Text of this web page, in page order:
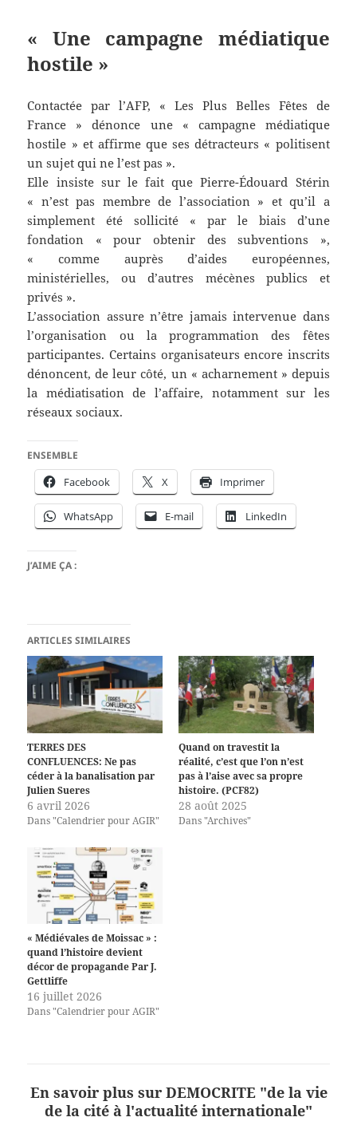
« Une campagne médiatique
hostile »
Contactée par l’AFP, « Les Plus Belles Fêtes de
France » dénonce une « campagne médiatique
hostile » et affirme que ses détracteurs « politisent
un sujet qui ne l’est pas ».
Elle insiste sur le fait que Pierre-Édouard Stérin
« n’est pas membre de l’association » et qu’il a
simplement été sollicité « par le biais d’une
fondation « pour obtenir des subventions »,
« comme auprès d’aides européennes,
ministérielles, ou d’autres mécènes publics et
privés ».
L’association assure n’être jamais intervenue dans
l’organisation ou la programmation des fêtes
participantes. Certains organisateurs encore inscrits
dénoncent, de leur côté, un « acharnement » depuis
la médiatisation de l’affaire, notamment sur les
réseaux sociaux.
ENSEMBLE
Facebook X Imprimer
WhatsApp E-mail LinkedIn
J’AIME ÇA :
ARTICLES SIMILAIRES
TERRES DES
CONFLUENCES: Ne pas
céder à la banalisation par
Julien Sueres
6 avril 2026
Dans "Calendrier pour AGIR"
Quand on travestit la
réalité, c’est que l’on n’est
pas à l’aise avec sa propre
histoire. (PCF82)
28 août 2025
Dans "Archives"
« Médiévales de Moissac » :
quand l’histoire devient
décor de propagande Par J.
Gettliffe
16 juillet 2026
Dans "Calendrier pour AGIR"
En savoir plus sur DEMOCRITE "de la vie
de la cité à l'actualité internationale"